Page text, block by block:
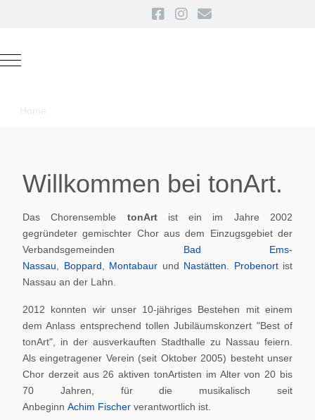
Mobile Menu Toggle
Home
Willkommen bei tonArt.
Das Chorensemble tonArt ist ein im Jahre 2002
gegründeter gemischter Chor aus dem Einzugsgebiet der
Verbandsgemeinden Bad Ems-
Nassau
Boppard Montabaur und Nastätten Probenortist
Nassau an der Lahn.
2012 konnten wir unser 10-jähriges Bestehen mit einem
dem Anlass entsprechend tollen Jubiläumskonzert "Best of
tonArt", in der ausverkauften Stadthalle zu Nassau feiern.
Als eingetragener Verein (seit Oktober 2005) besteht unser
Chor derzeit aus 26 aktiven tonArtisten im Alter von 20 bis
70 Jahren, für die musikalisch seit
Anbeginn Achim Fischer verantwortlich ist.